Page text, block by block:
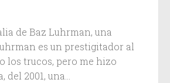
de Baz Luhrman, una
es un prestigitador al
los trucos, pero me hizo
2001, una...